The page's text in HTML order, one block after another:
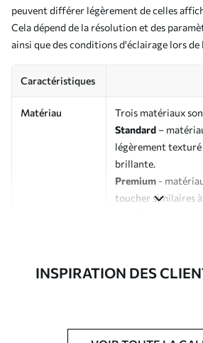
peuvent différer légèrement de celles
Cela dépend de la résolution et des
ainsi que des conditions d'éclairage lors de
Caractéristiques
Matériau
Trois matériaux
Standard –
légèrement
brillante.
Premium -
toucher similaires
Possibilité
INSPIRATION DES